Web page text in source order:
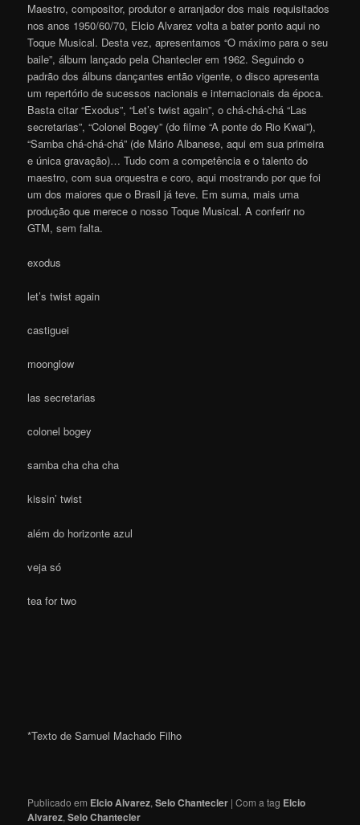
Maestro, compositor, produtor e arranjador dos mais requisitados
nos anos 1950/60/70, Elcio Alvarez volta a bater ponto aqui no
Toque Musical. Desta vez, apresentamos “O máximo para o seu
baile”, álbum lançado pela Chantecler em 1962. Seguindo o
padrão dos álbuns dançantes então vigente, o disco apresenta
um repertório de sucessos nacionais e internacionais da época.
Basta citar “Exodus”, “Let’s twist again”, o chá-chá-chá “Las
secretarias”, “Colonel Bogey” (do filme “A ponte do Rio Kwai”),
“Samba chá-chá-chá” (de Mário Albanese, aqui em sua primeira
e única gravação)… Tudo com a competência e o talento do
maestro, com sua orquestra e coro, aqui mostrando por que foi
um dos maiores que o Brasil já teve. Em suma, mais uma
produção que merece o nosso Toque Musical. A conferir no
GTM, sem falta.
exodus
let’s twist again
castiguei
moonglow
las secretarias
colonel bogey
samba cha cha cha
kissin’ twist
além do horizonte azul
veja só
tea for two
*Texto de Samuel Machado Filho
Publicado em Elcio Alvarez,Selo Chantecler |Com a tag Elcio
Alvarez,Selo Chantecler